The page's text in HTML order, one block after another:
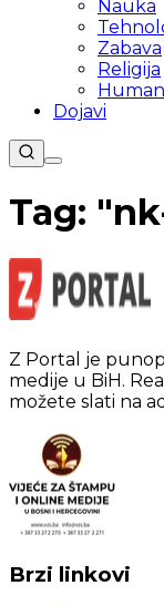
Nauka
Zabava
Religija
Dojavi
Tag: "
Z Portal je
medije u BiH.
možete slati na
Brzi linkovi